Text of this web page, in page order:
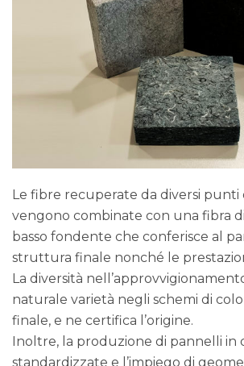
Le fibre recuperate da diversi punti
vengono combinate con una fibra
basso fondente che conferisce al
struttura finale nonché le
La diversità
naturale varietà negli schemi di
finale, e ne certifica l’origine.
Inoltre, la produzione di pannelli in
standardizzate e l’impiego di